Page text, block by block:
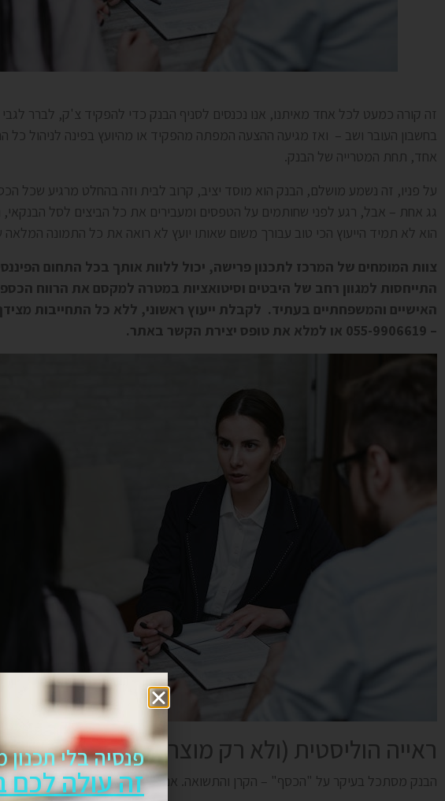
זה קורה כמעט לכל אחד מאיתנו, אנו נכנסים לסניף הבנק כדי להפקיד צ'ק, לברר
בחשבון העובר ושב – ואז מגיעה ההצעה המפתה מהפקיד או מהיועץ בפינה לניהול כל
אחד, תחת המטרייה של הבנק.
על פניו, זה נשמע מושלם, הבנק הוא מוסד יציב, קרוב לבית וזה בהחלט מרגיע שכל
גג אחת – אבל, רגע לפני שחותמים על הטפסים ומעבירים את כל הביצים לסל הבנקאי,
הוא לא תמיד הייעוץ הכי טוב עבורך משום שאותו יועץ לא רואה את כל התמונה המלאה
צוות המומחים של המרכז לתכנון פרישה, יכול ללוות אותך בכל התחום
התייחסות למגוון רחב של היבטים וסיטואציות במטרה למקסם את הרווח
האישיים והמשפחתיים בעתיד. לקבלת ייעוץ ראשוני, ללא כל התחייבות
– 055-9906619 או למלא את טופס יצירת הקשר באתר.
ראייה הוליסטית (ולא רק מוצרים פיננסיים)
הבנק מסתכל בעיקר על "הכסף" – הקרן והתשואה. אנחנו מסתכלים על החיים שלך:
פנסיה בלי
זה עולה לכם